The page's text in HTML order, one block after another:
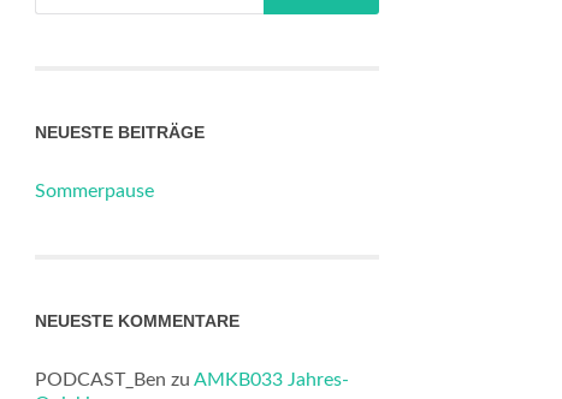
NEUESTE BEITRÄGE
Sommerpause
NEUESTE KOMMENTARE
PODCAST_Ben zu AMKB033 Jahres-